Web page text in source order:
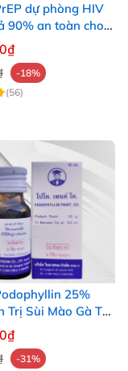
dự phòng HIV
90% an toàn cho
-18%
(56)
25%
Trị Sùi Mào Gà Tại
Hiệu Quả
-31%